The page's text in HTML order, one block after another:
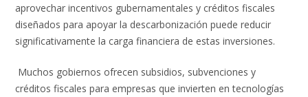
aprovechar incentivos gubernamentales y créditos fiscales
diseñados para apoyar la descarbonización puede reducir
significativamente la carga financiera de estas inversiones.
Muchos gobiernos ofrecen subsidios, subvenciones y
créditos fiscales para empresas que invierten en tecnologías